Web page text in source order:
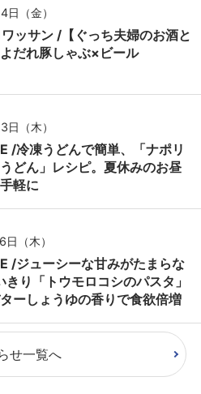
（金）
ッサン /【ぐっち夫婦のお酒と
だれ豚しゃぶ×ビール
（木）
/冷凍うどんで簡単、「ナポリ
どん」レシピ。夏休みのお昼
軽に
（木）
/ジューシーな甘みがたまらな
きり「トウモロコシのパスタ」
ーしょうゆの香りで食欲倍増
せ一覧へ